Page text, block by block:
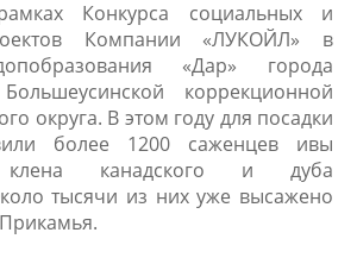
Конкурса социальных и
Компании «ЛУКОЙЛ» в
«Дар» города
коррекционной
округа. В этом году для посадки
более 1200 саженцев ивы
клена канадского и дуба
тысячи из них уже высажено